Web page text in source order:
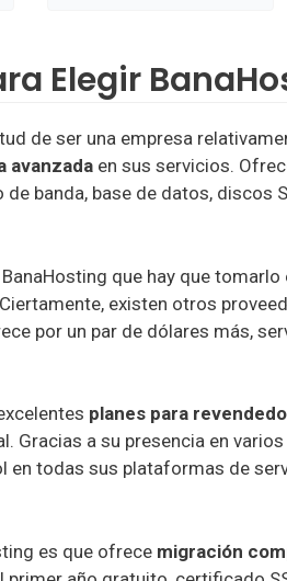
Elegir
de ser una empresa
avanzada en sus servicios.
banda, base de datos, discos
que hay que tomarlo
existen otros
por un par de dólares más,
planes para
Gracias a su presencia en
en todas sus plataformas de
es que ofrece migración